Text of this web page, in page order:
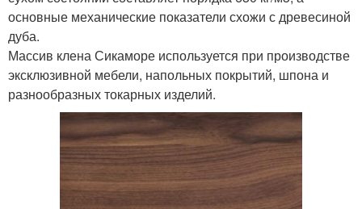
основные механические показатели схожи с древесиной
дуба.
Массив клена Сикаморе используется при производстве
эксклюзивной мебели, напольных покрытий, шпона и
разнообразных токарных изделий.